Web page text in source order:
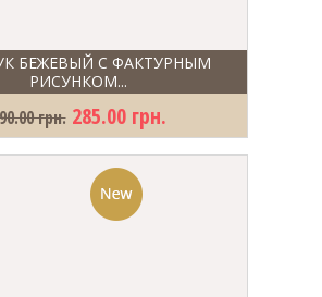
БЕЖЕВЫЙ С ФАКТУРНЫМ
РИСУНКОМ...
грн. 285.00 грн.